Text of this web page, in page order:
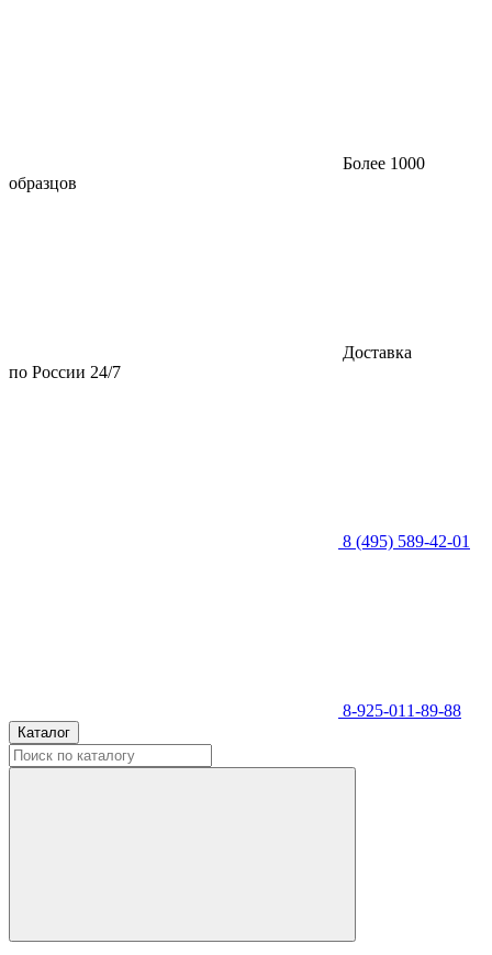
Более 1000
образцов
Доставка
по России 24/7
8 (495) 589-42-01
8-925-011-89-88
Каталог